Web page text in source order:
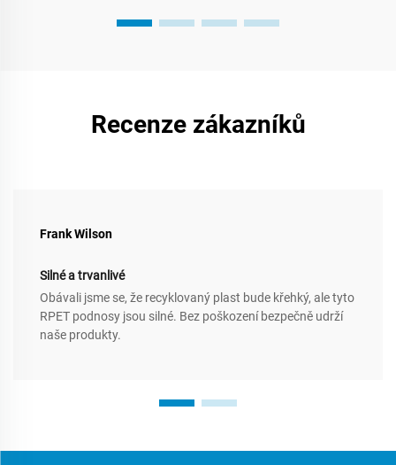
Recenze zákazníků
Frank Wilson
Silné a trvanlivé
Obávali jsme se, že recyklovaný plast bude křehký, ale tyto
RPET podnosy jsou silné. Bez poškození bezpečně udrží
naše produkty.